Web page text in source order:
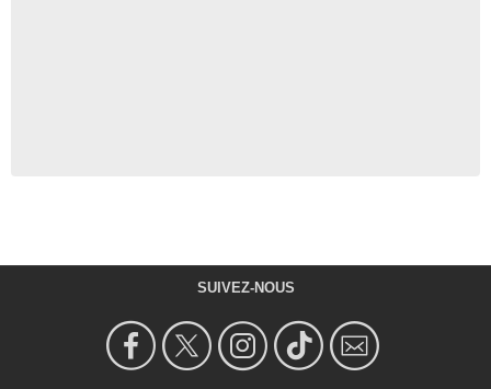
SUIVEZ-NOUS